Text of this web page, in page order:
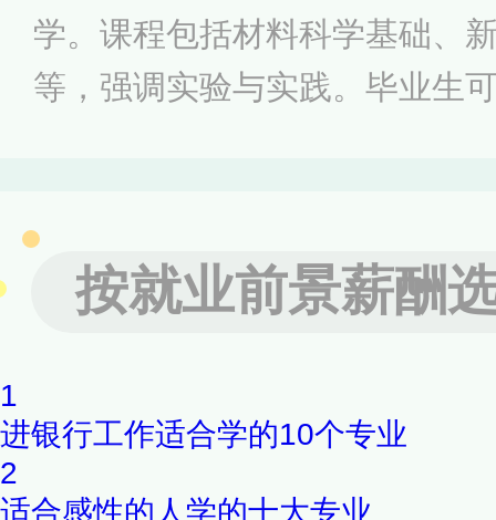
学。课程包括材料科学基础、
等，强调实验与实践。毕业生
求，为新能源领域培养高素质
新与产业进步。
按就业前景薪酬
1
进银行工作适合学的10个专业
2
适合感性的人学的十大专业